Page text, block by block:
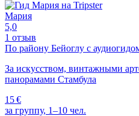
Мария
5,0
1 отзыв
По району Бейоглу с
За искусством, винтажными
панорамами Стамбула
15 €
за группу, 1–10 чел.